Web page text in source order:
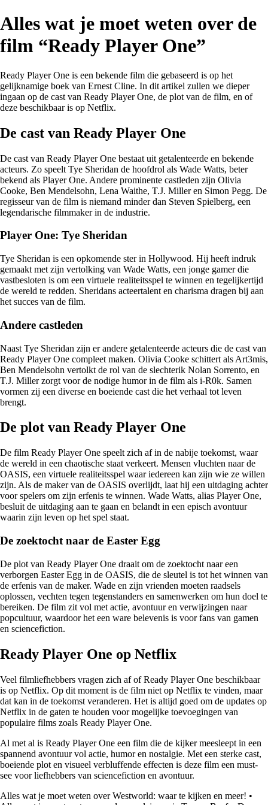
Alles wat je moet weten over de
film “Ready Player One”
Ready Player One is een bekende film die gebaseerd is op het
gelijknamige boek van Ernest Cline. In dit artikel zullen we dieper
ingaan op de cast van Ready Player One, de plot van de film, en of
deze beschikbaar is op Netflix.
De cast van Ready Player One
De cast van Ready Player One bestaat uit getalenteerde en bekende
acteurs. Zo speelt Tye Sheridan de hoofdrol als Wade Watts, beter
bekend als Player One. Andere prominente castleden zijn Olivia
Cooke, Ben Mendelsohn, Lena Waithe, T.J. Miller en Simon Pegg. De
regisseur van de film is niemand minder dan Steven Spielberg, een
legendarische filmmaker in de industrie.
Player One: Tye Sheridan
Tye Sheridan is een opkomende ster in Hollywood. Hij heeft indruk
gemaakt met zijn vertolking van Wade Watts, een jonge gamer die
vastbesloten is om een virtuele realiteitsspel te winnen en tegelijkertijd
de wereld te redden. Sheridans acteertalent en charisma dragen bij aan
het succes van de film.
Andere castleden
Naast Tye Sheridan zijn er andere getalenteerde acteurs die de cast van
Ready Player One compleet maken. Olivia Cooke schittert als Art3mis,
Ben Mendelsohn vertolkt de rol van de slechterik Nolan Sorrento, en
T.J. Miller zorgt voor de nodige humor in de film als i-R0k. Samen
vormen zij een diverse en boeiende cast die het verhaal tot leven
brengt.
De plot van Ready Player One
De film Ready Player One speelt zich af in de nabije toekomst, waar
de wereld in een chaotische staat verkeert. Mensen vluchten naar de
OASIS, een virtuele realiteitsspel waar iedereen kan zijn wie ze willen
zijn. Als de maker van de OASIS overlijdt, laat hij een uitdaging achter
voor spelers om zijn erfenis te winnen. Wade Watts, alias Player One,
besluit de uitdaging aan te gaan en belandt in een episch avontuur
waarin zijn leven op het spel staat.
De zoektocht naar de Easter Egg
De plot van Ready Player One draait om de zoektocht naar een
verborgen Easter Egg in de OASIS, die de sleutel is tot het winnen van
de erfenis van de maker. Wade en zijn vrienden moeten raadsels
oplossen, vechten tegen tegenstanders en samenwerken om hun doel te
bereiken. De film zit vol met actie, avontuur en verwijzingen naar
popcultuur, waardoor het een ware belevenis is voor fans van gamen
en sciencefiction.
Ready Player One op Netflix
Veel filmliefhebbers vragen zich af of Ready Player One beschikbaar
is op Netflix. Op dit moment is de film niet op Netflix te vinden, maar
dat kan in de toekomst veranderen. Het is altijd goed om de updates op
Netflix in de gaten te houden voor mogelijke toevoegingen van
populaire films zoals Ready Player One.
Al met al is Ready Player One een film die de kijker meesleept in een
spannend avontuur vol actie, humor en nostalgie. Met een sterke cast,
boeiende plot en visueel verbluffende effecten is deze film een must-
see voor liefhebbers van sciencefiction en avontuur.
Alles wat je moet weten over Westworld: waar te kijken en meer! •